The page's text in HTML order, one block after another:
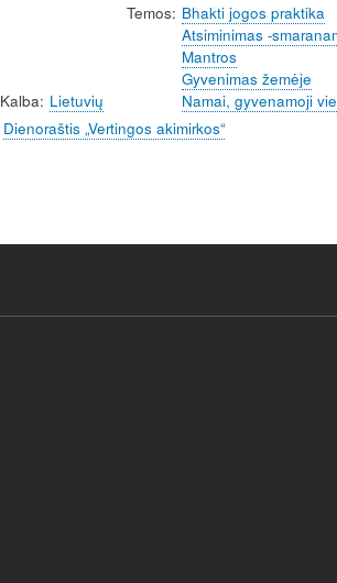
Kalba Lietuvių
Temos Bhakti jogos praktika
Atsiminimas -
Mantros
Gyvenimas žemėje
Namai, gyvenamoji
Dienoraštis „Vertingos akimirkos“